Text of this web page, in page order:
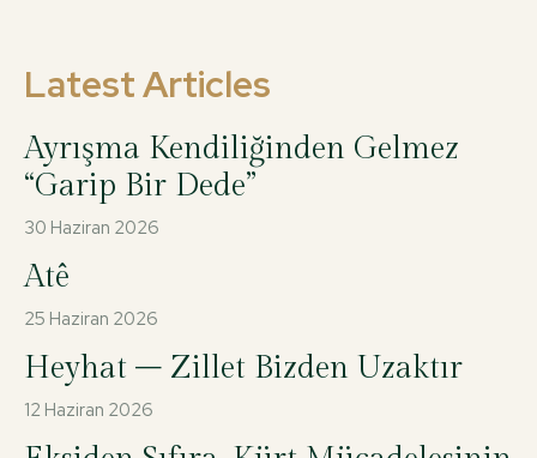
Latest Articles
Ayrışma Kendiliğinden Gelmez
“Garip Bir Dede”
30 Haziran 2026
Atê
25 Haziran 2026
Heyhat – Zillet Bizden Uzaktır
12 Haziran 2026